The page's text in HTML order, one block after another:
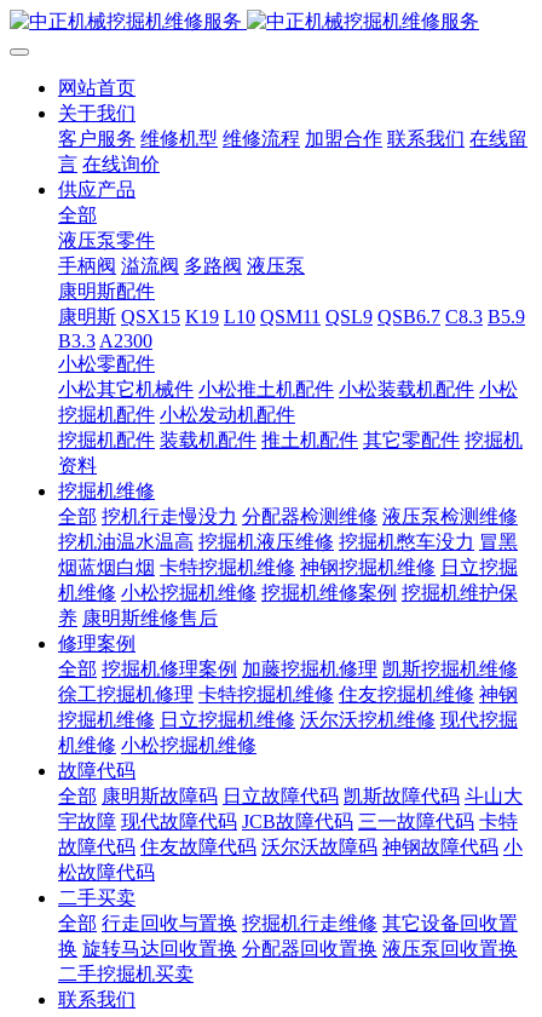
网站首页
关于我们
客户服务 维修机型 维修流程 加盟合作 联系我们 在线留
言 在线询价
供应产品
全部
液压泵零件
手柄阀 溢流阀 多路阀 液压泵
康明斯配件
康明斯 QSX15 K19 L10 QSM11 QSL9 QSB6.7 C8.3 B5.9
B3.3 A2300
小松零配件
小松其它机械件 小松推土机配件 小松装载机配件 小松
挖掘机配件 小松发动机配件
挖掘机配件 装载机配件 推土机配件 其它零配件 挖掘机
资料
挖掘机维修
全部 挖机行走慢没力 分配器检测维修 液压泵检测维修
挖机油温水温高 挖掘机液压维修 挖掘机憋车没力 冒黑
烟蓝烟白烟 卡特挖掘机维修 神钢挖掘机维修 日立挖掘
机维修 小松挖掘机维修 挖掘机维修案例 挖掘机维护保
养 康明斯维修售后
修理案例
全部 挖掘机修理案例 加藤挖掘机修理 凯斯挖掘机维修
徐工挖掘机修理 卡特挖掘机维修 住友挖掘机维修 神钢
挖掘机维修 日立挖掘机维修 沃尔沃挖机维修 现代挖掘
机维修 小松挖掘机维修
故障代码
全部 康明斯故障码 日立故障代码 凯斯故障代码 斗山大
宇故障 现代故障代码 JCB故障代码 三一故障代码 卡特
故障代码 住友故障代码 沃尔沃故障码 神钢故障代码 小
松故障代码
二手买卖
全部 行走回收与置换 挖掘机行走维修 其它设备回收置
换 旋转马达回收置换 分配器回收置换 液压泵回收置换
二手挖掘机买卖
联系我们